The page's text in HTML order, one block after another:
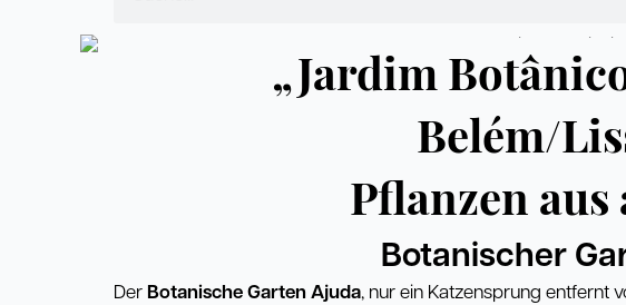
„Jardim
Belém/
Pflanzen aus
Botanischer
Der Botanische Garten Ajuda, nur ein Katzensprung entfernt